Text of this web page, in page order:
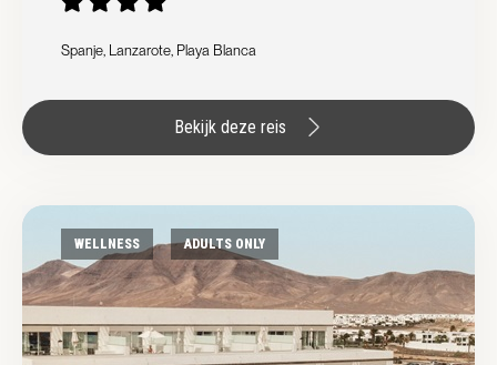
Spanje, Lanzarote, Playa Blanca
Bekijk deze reis
WELLNESS ADULTS ONLY